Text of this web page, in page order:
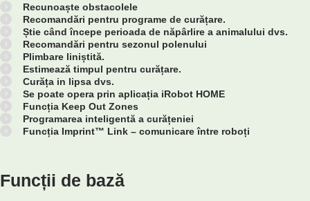
Recunoaște obstacolele
Recomandări pentru programe de curățare.
Știe când începe perioada de năpârlire a animalului dvs.
Recomandări pentru sezonul polenului
Plimbare liniștită.
Estimează timpul pentru curățare.
Curăța in lipsa dvs.
Se poate opera prin aplicația iRobot HOME
Funcția Keep Out Zones
Programarea inteligentă a curățeniei
Funcția Imprint™ Link – comunicare între roboți
Funcții de bază